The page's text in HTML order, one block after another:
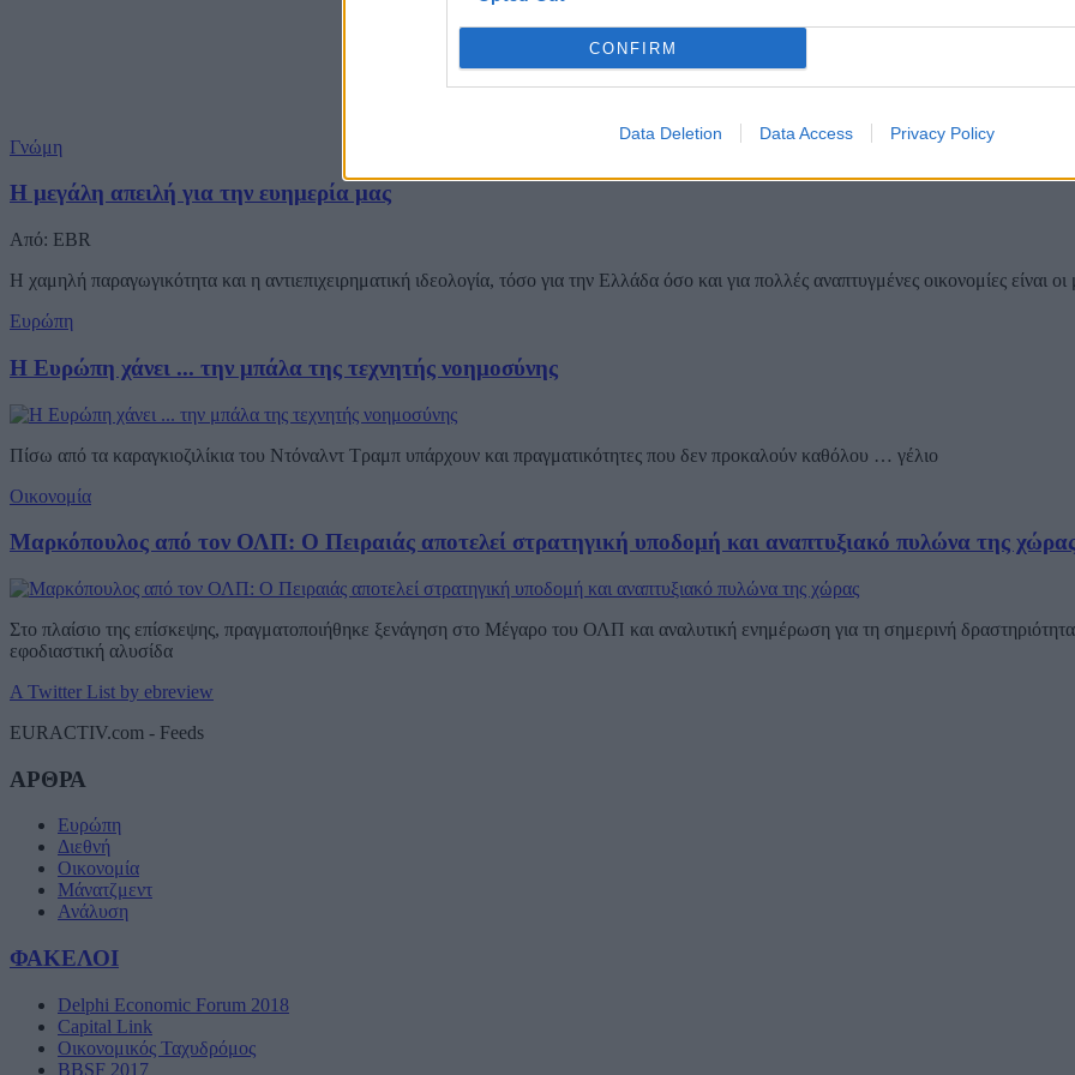
CONFIRM
Data Deletion Data Access Privacy Policy
Γνώμη
Η μεγάλη απειλή για την ευημερία μας
Από: EBR
Η χαμηλή παραγωγικότητα και η αντιεπιχειρηματική ιδεολογία, τόσο για την Ελλάδα όσο και για πολλές αναπτυγμένες οικονομίες είναι
Ευρώπη
Η Ευρώπη χάνει ... την μπάλα της τεχνητής νοημοσύνης
Πίσω από τα καραγκιοζιλίκια του Ντόναλντ Τραμπ υπάρχουν και πραγματικότητες που δεν προκαλούν καθόλου … γέλιο
Οικονομία
Μαρκόπουλος από τον ΟΛΠ: Ο Πειραιάς αποτελεί στρατηγική υποδομή και αναπτυξιακό πυλώνα της
Στο πλαίσιο της επίσκεψης, πραγματοποιήθηκε ξενάγηση στο Μέγαρο του ΟΛΠ και αναλυτική ενημέρωση για τη σημερινή
εφοδιαστική αλυσίδα
A Twitter List by ebreview
EURACTIV.com - Feeds
ΑΡΘΡΑ
Ευρώπη
Διεθνή
Οικονομία
Μάνατζμεντ
Ανάλυση
ΦΑΚΕΛΟΙ
Delphi Economic Forum 2018
Capital Link
Οικονομικός Ταχυδρόμος
BBSF 2017